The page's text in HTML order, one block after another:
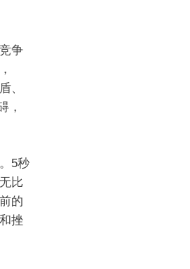
争
、
，
5秒
比
的
挫